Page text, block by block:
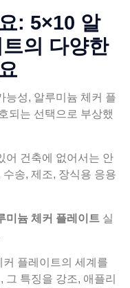
: 5×10 알
의 다양한
능성, 알루미늄 체커 플
되는 선택으로 부상했
어 건축에 없어서는 안
송, 제조, 장식용 응용
미늄 체커 플레이트 실
플레이트의 세계를
그 특징을 강조, 애플리